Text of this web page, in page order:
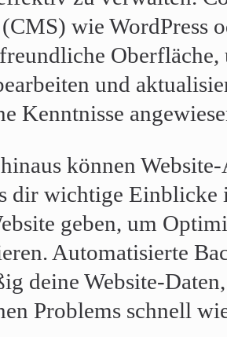
wie WordPress
und
Kenntnisse
können
dir wichtige Einblicke
geben, um
Automatisierte
deine Website-
Problems schnell